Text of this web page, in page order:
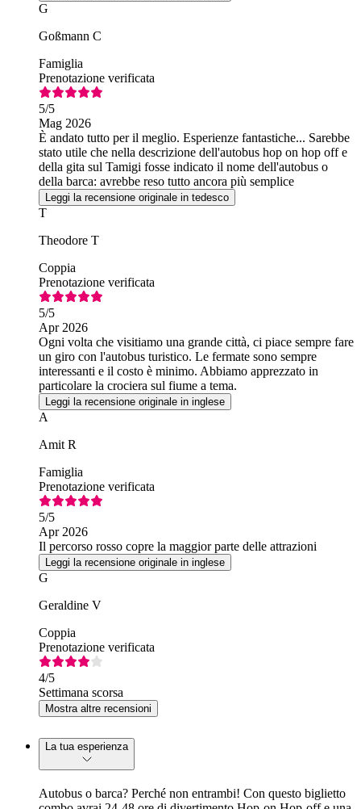
G
Goßmann C
Famiglia
Prenotazione verificata
5/5
Mag 2026
È andato tutto per il meglio. Esperienze fantastiche... Sarebbe
stato utile che nella descrizione dell'autobus hop on hop off e
della gita sul Tamigi fosse indicato il nome dell'autobus o
della barca: avrebbe reso tutto ancora più semplice
Leggi la recensione originale in tedesco
T
Theodore T
Coppia
Prenotazione verificata
5/5
Apr 2026
Ogni volta che visitiamo una grande città, ci piace sempre fare
un giro con l'autobus turistico. Le fermate sono sempre
interessanti e il costo è minimo. Abbiamo apprezzato in
particolare la crociera sul fiume a tema.
Leggi la recensione originale in inglese
A
Amit R
Famiglia
Prenotazione verificata
5/5
Apr 2026
Il percorso rosso copre la maggior parte delle attrazioni
Leggi la recensione originale in inglese
G
Geraldine V
Coppia
Prenotazione verificata
4/5
Settimana scorsa
Mostra altre recensioni
La tua esperienza
Autobus o barca? Perché non entrambi! Con questo biglietto